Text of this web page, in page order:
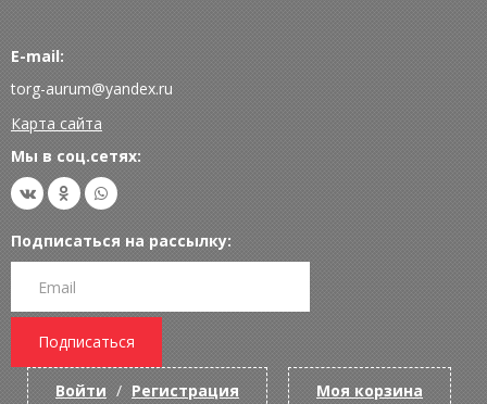
E-mail:
torg-aurum@yandex.ru
Карта сайта
Мы в соц.сетях:
Подписаться на рассылку:
Подписаться
Войти / Регистрация Моя корзина